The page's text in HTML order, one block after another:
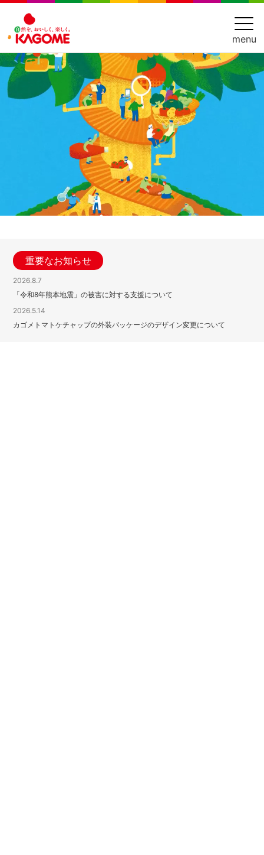
menu
重要なお知らせ
2026.8.7
「令和8年熊本地震」の被害に対する支援について
2026.5.14
カゴメトマトケチャップの外装パッケージのデザイン変更について